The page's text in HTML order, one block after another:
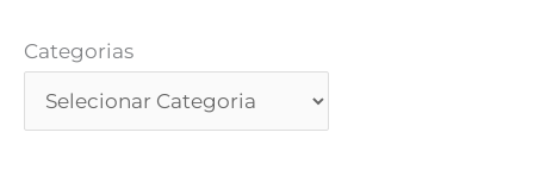
Categorias